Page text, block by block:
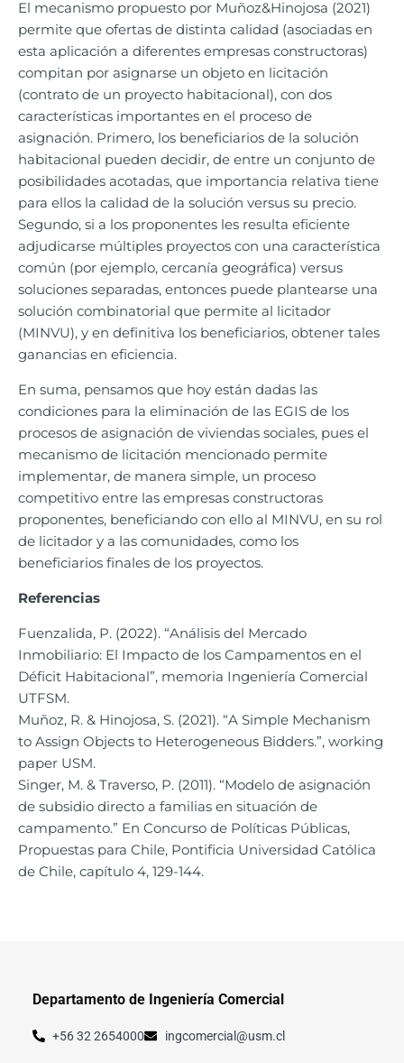
El mecanismo propuesto por Muñoz&Hinojosa (2021)
permite que ofertas de distinta calidad (asociadas en
esta aplicación a diferentes empresas constructoras)
compitan por asignarse un objeto en licitación
(contrato de un proyecto habitacional), con dos
características importantes en el proceso de
asignación. Primero, los beneficiarios de la solución
habitacional pueden decidir, de entre un conjunto de
posibilidades acotadas, que importancia relativa tiene
para ellos la calidad de la solución versus su precio.
Segundo, si a los proponentes les resulta eficiente
adjudicarse múltiples proyectos con una característica
común (por ejemplo, cercanía geográfica) versus
soluciones separadas, entonces puede plantearse una
solución combinatorial que permite al licitador
(MINVU), y en definitiva los beneficiarios, obtener tales
ganancias en eficiencia.
En suma, pensamos que hoy están dadas las
condiciones para la eliminación de las EGIS de los
procesos de asignación de viviendas sociales, pues el
mecanismo de licitación mencionado permite
implementar, de manera simple, un proceso
competitivo entre las empresas constructoras
proponentes, beneficiando con ello al MINVU, en su rol
de licitador y a las comunidades, como los
beneficiarios finales de los proyectos.
Referencias
Fuenzalida, P. (2022). “Análisis del Mercado
Inmobiliario: El Impacto de los Campamentos en el
Déficit Habitacional”, memoria Ingeniería Comercial
UTFSM.
Muñoz, R. & Hinojosa, S. (2021). “A Simple Mechanism
to Assign Objects to Heterogeneous Bidders.”, working
paper USM.
Singer, M. & Traverso, P. (2011). “Modelo de asignación
de subsidio directo a familias en situación de
campamento.” En Concurso de Políticas Públicas,
Propuestas para Chile, Pontificia Universidad Católica
de Chile, capítulo 4, 129-144.
Departamento de Ingeniería Comercial
+56 32 2654000 ingcomercial@usm.cl